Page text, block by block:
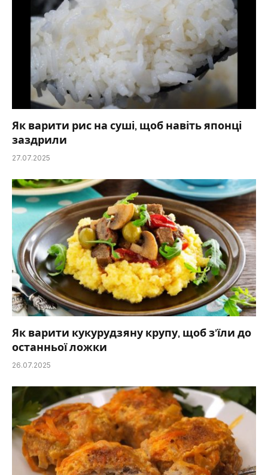
Як варити рис на суші, щоб навіть японці
заздрили
27.07.2025
Як варити кукурудзяну крупу, щоб з’їли до
останньої ложки
26.07.2025